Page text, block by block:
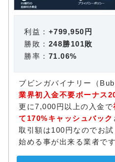
利益： +799,950円
勝敗： 248勝101敗
勝率： 71.06%
ブビンガバイナリー（
業界初入金不要ボーナス
更に7,000円以上の入金で
て170%キャッシュバック
取引額は100円なのでお
始める事が出来る業者です